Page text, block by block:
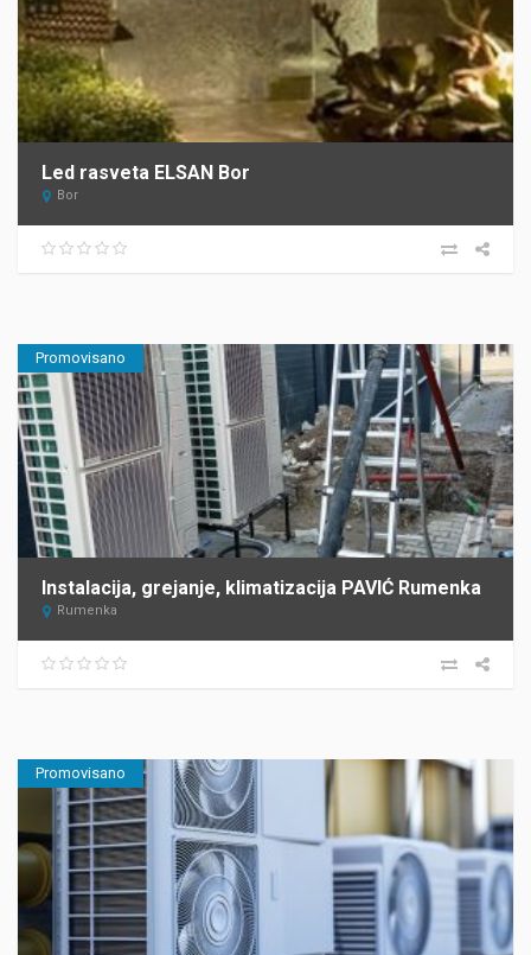
Led rasveta ELSAN Bor
Bor
Promovisano
Instalacija, grejanje, klimatizacija PAVIĆ Rumenka
Rumenka
Promovisano